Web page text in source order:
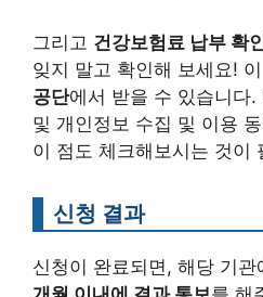
그리고 건강보험료 납부 확
잊지 말고 확인해 보세요!
공단에서 받을 수 있습니다
및 개인정보 수집 및 이용
이 점도 체크해보시는 것이
신청 결과
신청이 완료되면, 해당 기